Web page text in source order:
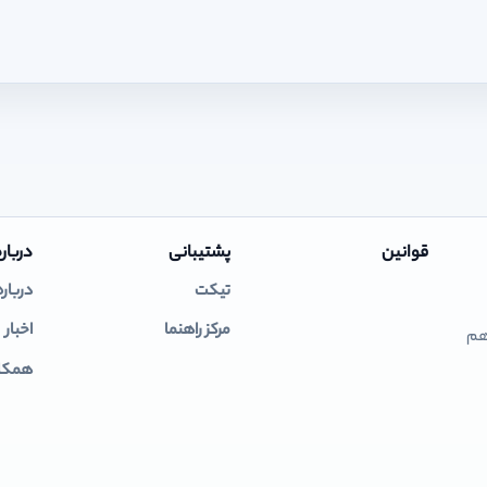
هم
قوانین پشتیبانی
تیکت
مرکز راهنما
اخبار